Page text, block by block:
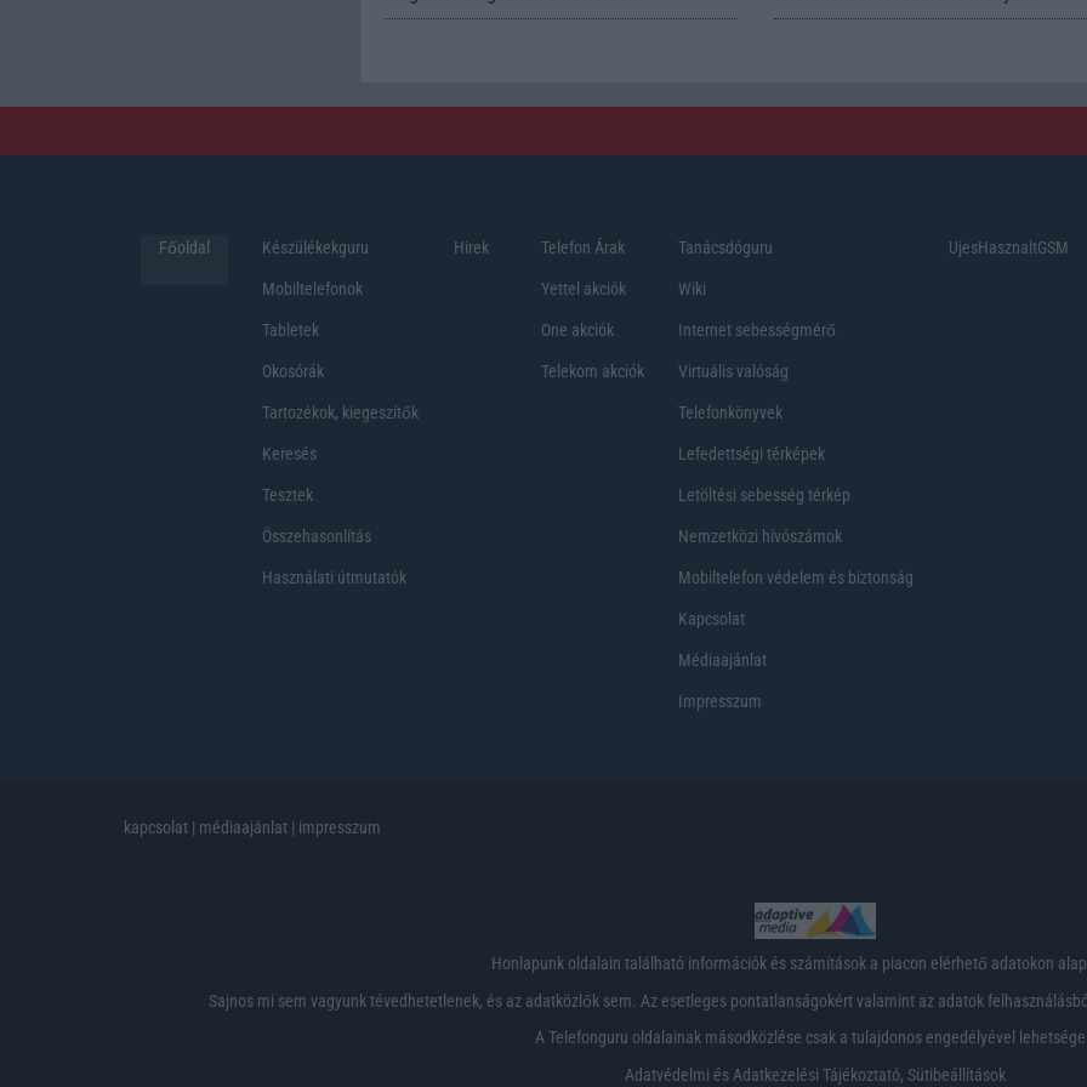
Főoldal Készülékekguru
Mobiltelefonok
Tabletek
Okosórák
Tartozékok, kiegeszítők
Keresés
Tesztek
Összehasonlítás
Használati útmutatók
Hirek Telefon Árak
Yettel akciók
One akciók
Telekom akciók
Tanácsdóguru
Wiki
Internet sebességmérő
Virtuális valóság
Telefonkönyvek
Lefedettségi térképek
Letöltési sebesség térkép
Nemzetközi hívószámok
Mobiltelefon védelem és biztonság
Kapcsolat
Médiaajánlat
Impresszum
UjesHasznaltGSM
kapcsolat | médiaajánlat | impresszum
Honlapunk oldalain található információk és számítások a piacon elérhető adatokon
Sajnos mi sem vagyunk tévedhetetlenek, és az adatközlők sem. Az esetleges pontatlanságokért valamint az adatok
A Telefonguru oldalainak másodközlése csak a tulajdonos engedélyével
Adatvédelmi és Adatkezelési Tájékoztató, Sütibeállítások